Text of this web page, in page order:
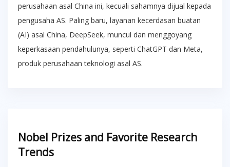
perusahaan asal China ini, kecuali sahamnya dijual kepada
pengusaha AS. Paling baru, layanan kecerdasan buatan
(AI) asal China, DeepSeek, muncul dan menggoyang
keperkasaan pendahulunya, seperti ChatGPT dan Meta,
produk perusahaan teknologi asal AS.
Nobel Prizes and Favorite Research
Trends